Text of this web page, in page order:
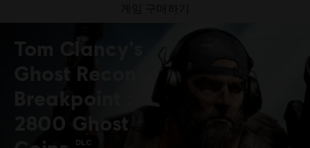
Tom Clancy's
Ghost Recon
Breakpoint :
2800 Ghost
DLC